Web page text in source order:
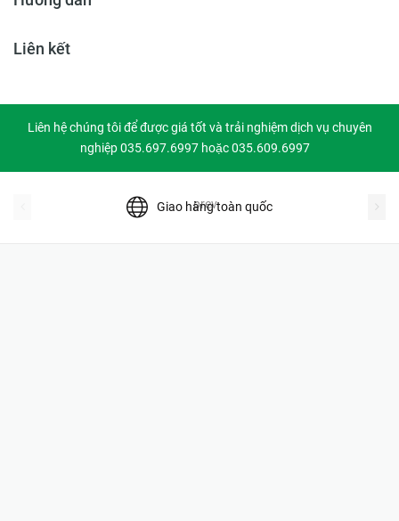
Liên kết
Liên hệ chúng tôi để được giá tốt và trải nghiệm dịch vụ chuyên
nghiệp 035.697.6997 hoặc 035.609.6997
Giao hàng toàn quốc
prev